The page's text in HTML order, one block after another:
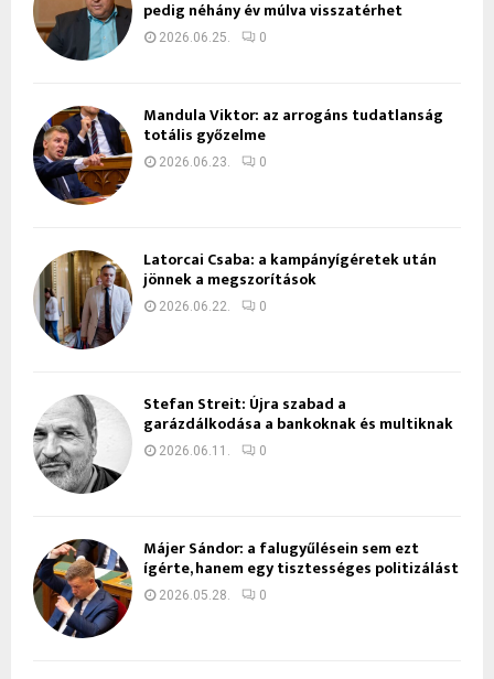
pedig néhány év múlva visszatérhet
2026.06.25. 0
Mandula Viktor: az arrogáns tudatlanság
totális győzelme
2026.06.23. 0
Latorcai Csaba: a kampányígéretek után
jönnek a megszorítások
2026.06.22. 0
Stefan Streit: Újra szabad a
garázdálkodása a bankoknak és multiknak
2026.06.11. 0
Májer Sándor: a falugyűlésein sem ezt
ígérte, hanem egy tisztességes politizálást
2026.05.28. 0